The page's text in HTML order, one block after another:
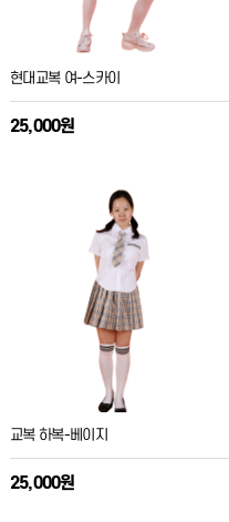
현대교복 여-스카이
25,000원
교복 하복-베이지
25,000원